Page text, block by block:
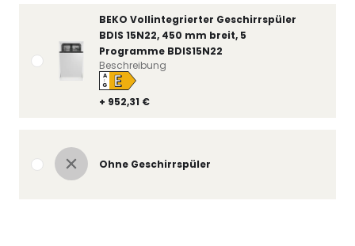
BEKO Vollintegrierter Geschirrspüler
BDIS 15N22, 450 mm breit, 5
Programme BDIS15N22
+ 952,31 €
A
↑
G E
Beschreibung
Ohne Geschirrspüler